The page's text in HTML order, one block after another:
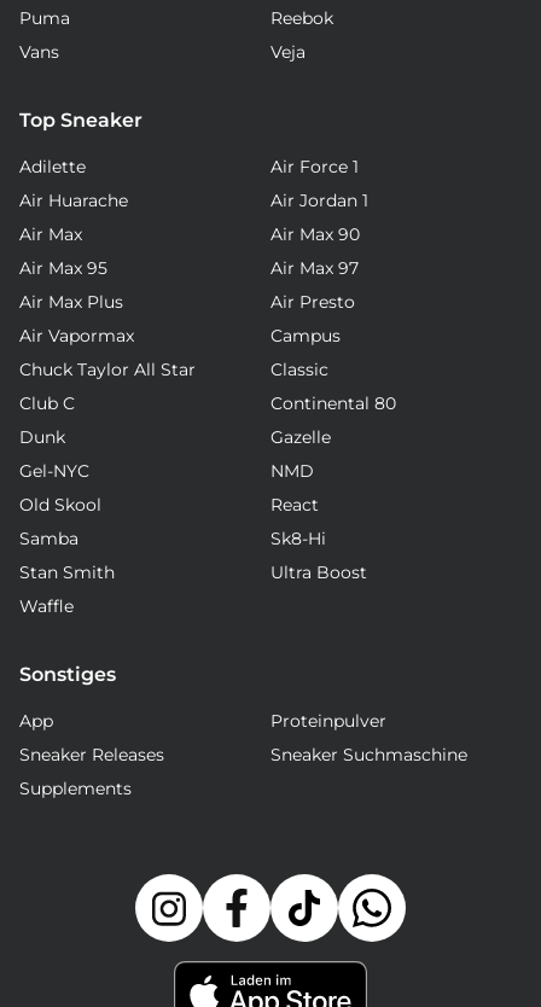
Puma
Reebok
Vans
Veja
Top Sneaker
Adilette
Air Force 1
Air Huarache
Air Jordan 1
Air Max
Air Max 90
Air Max 95
Air Max 97
Air Max Plus
Air Presto
Air Vapormax
Campus
Chuck Taylor All Star
Classic
Club C
Continental 80
Dunk
Gazelle
Gel-NYC
NMD
Old Skool
React
Samba
Sk8-Hi
Stan Smith
Ultra Boost
Waffle
Sonstiges
App
Proteinpulver
Sneaker Releases
Sneaker Suchmaschine
Supplements